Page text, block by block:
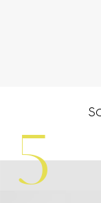
5